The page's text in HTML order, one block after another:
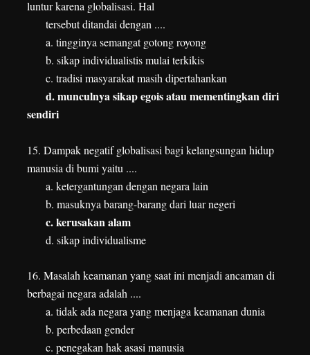
luntur karena globalisasi. Hal
tersebut ditandai dengan ....
a. tingginya semangat gotong royong
b. sikap individualistis mulai terkikis
c. tradisi masyarakat masih dipertahankan
d. munculnya sikap egois atau mementingkan diri
sendiri
15. Dampak negatif globalisasi bagi kelangsungan hidup
manusia di bumi yaitu ....
a. ketergantungan dengan negara lain
b. masuknya barang-barang dari luar negeri
c. kerusakan alam
d. sikap individualisme
16. Masalah keamanan yang saat ini menjadi ancaman di
berbagai negara adalah ....
a. tidak ada negara yang menjaga keamanan dunia
b. perbedaan gender
c. penegakan hak asasi manusia